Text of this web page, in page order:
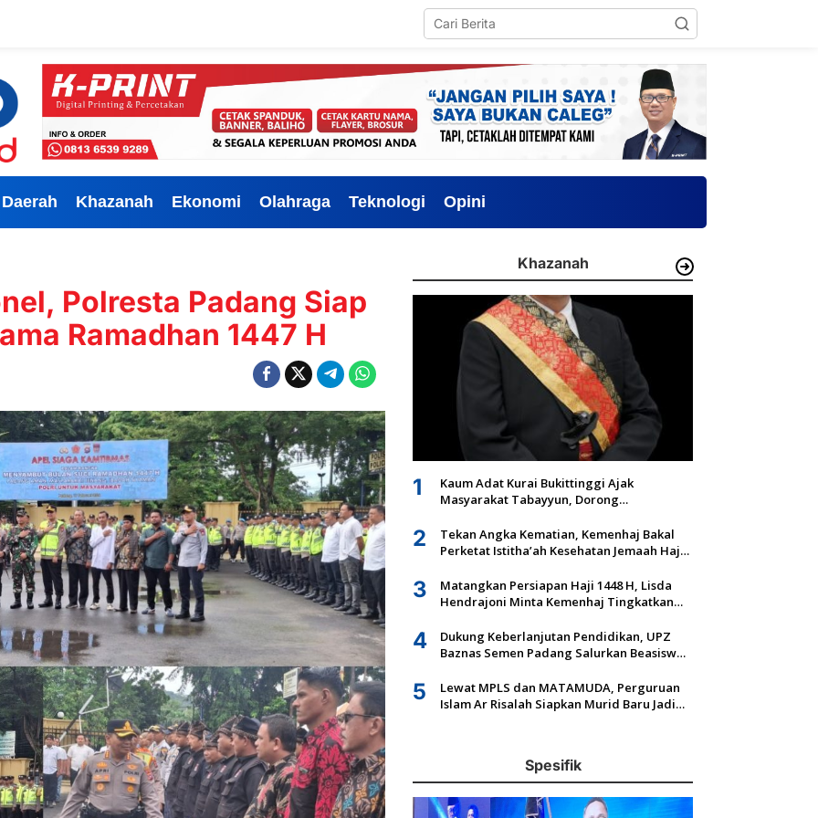
Daerah Khazanah Ekonomi Olahraga Teknologi Opini
Polresta Padang Siap
Ramadhan 1447 H
Khazanah
1
Kaum Adat Kurai Bukittinggi Ajak
Masyarakat Tabayyun, Dorong
Ulayat
2
Tekan Angka Kematian, Kemenhaj Bakal
Perketat Istitha’ah Kesehatan Jemaah Haji
3
Matangkan Persiapan Haji 1448 H, Lisda
Hendrajoni Minta Kemenhaj Tingkatkan
4
Dukung Keberlanjutan Pendidikan, UPZ
Baznas Semen Padang Salurkan Beasiswa
5
Lewat MPLS dan MATAMUDA, Perguruan
Islam Ar Risalah Siapkan Murid Baru Jadi
Spesifik